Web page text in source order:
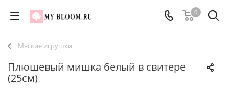
0
Мягкие игрушки
Плюшевый мишка белый в свитере
(25см)